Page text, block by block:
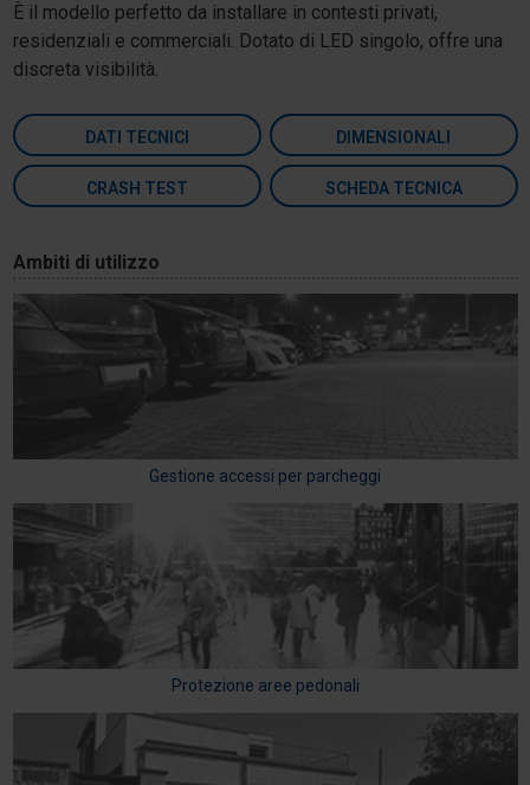
È il modello perfetto da installare in contesti privati,
residenziali e commerciali. Dotato di LED singolo, offre una
discreta visibilità.
DATI TECNICI DIMENSIONALI
CRASH TEST SCHEDA TECNICA
Ambiti di utilizzo
Gestione accessi per parcheggi
Protezione aree pedonali